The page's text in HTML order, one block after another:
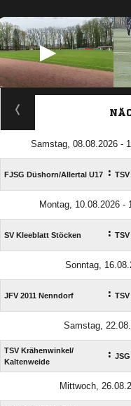
Samstag, 08.08.2026 -
FJSG Düshorn/​Allertal U17 :
Montag, 10.08.2026 -
SV Kleeblatt Stöcken :
Sonntag,
JFV 2011 Nenndorf :
Samstag,
TSV Krähenwinkel/​
Kaltenweide
:
Mittwoch,